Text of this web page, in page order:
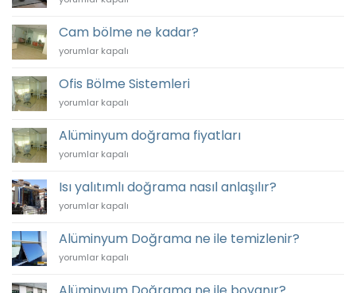
duvar
nedir?
için
Cam bölme ne kadar?
Cam
ne
kadar?
için
yorumlar kapalı
Ofis Bölme Sistemleri
Ofis
Sistemleri
için
yorumlar kapalı
Alüminyum doğrama fiyatları
Alüminyum
fiyatları
için
yorumlar kapalı
Isı yalıtımlı doğrama nasıl anlaşılır?
Isı
doğrama
nasıl
anlaşılır?
yorumlar kapalı
Alüminyum Doğrama ne ile temizlenir?
Alüminyum
ne
yorumlar kapalı